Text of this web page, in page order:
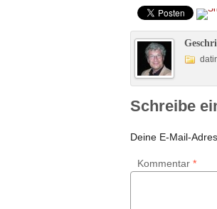
Schreibe
Deine E-Mail-
Kommentar *